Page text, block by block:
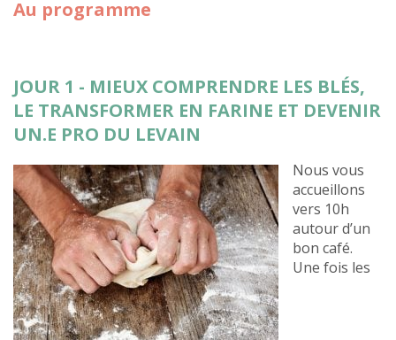
Au programme
JOUR 1 - MIEUX COMPRENDRE LES BLÉS,
LE TRANSFORMER EN FARINE ET DEVENIR
UN.E PRO DU LEVAIN
Nous vous
accueillons
vers 10h
autour d’un
bon café.
Une fois les